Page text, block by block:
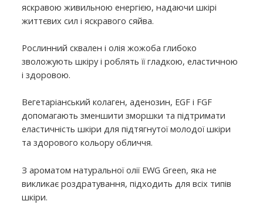
яскравою живильною енергією, надаючи шкірі
життєвих сил і яскравого сяйва.
Рослинний сквален і олія жожоба глибоко
зволожують шкіру і роблять її гладкою, еластичною
і здоровою.
Вегетаріанський колаген, аденозин, EGF і FGF
допомагають зменшити зморшки та підтримати
еластичність шкіри для підтягнутої молодої шкіри
та здорового кольору обличчя.
З ароматом натуральної олії EWG Green, яка не
викликає роздратування, підходить для всіх типів
шкіри.